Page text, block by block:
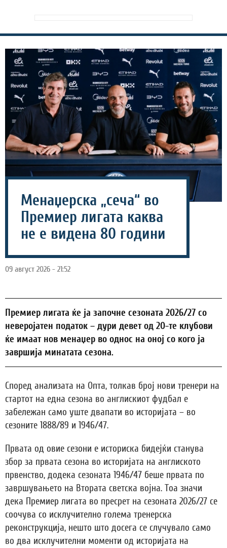
Менаџерска „сеча“ во
Премиер лигата каква
не е видена 80 години
09 август 2026 - 21:52
Премиер лигата ќе ја започне сезоната 2026/27 со
неверојатен податок – дури девет од 20-те клубови
ќе имаат нов менаџер во однос на оној со кого ја
завршија минатата сезона.
Според анализата на Опта, толкав број нови тренери на
стартот на една сезона во англискиот фудбал е
забележан само уште двапати во историјата – во
сезоните 1888/89 и 1946/47.
Првата од овие сезони е историска бидејќи станува
збор за првата сезона во историјата на англиското
првенство, додека сезоната 1946/47 беше првата по
завршувањето на Втората светска војна. Тоа значи
дека Премиер лигата во пресрет на сезоната 2026/27 се
соочува со исклучително голема тренерска
реконструкција, нешто што досега се случувало само
во два исклучителни моменти од историјата на